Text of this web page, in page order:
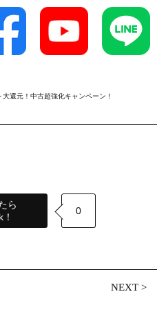
大還元！中古超強化キャンペーン！
ら
0
NEXT>